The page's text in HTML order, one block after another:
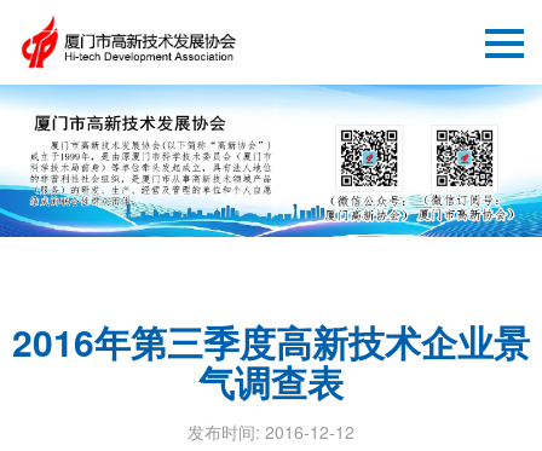
2016年第三季度高新技术企业景
气调查表
发布时间: 2016-12-12